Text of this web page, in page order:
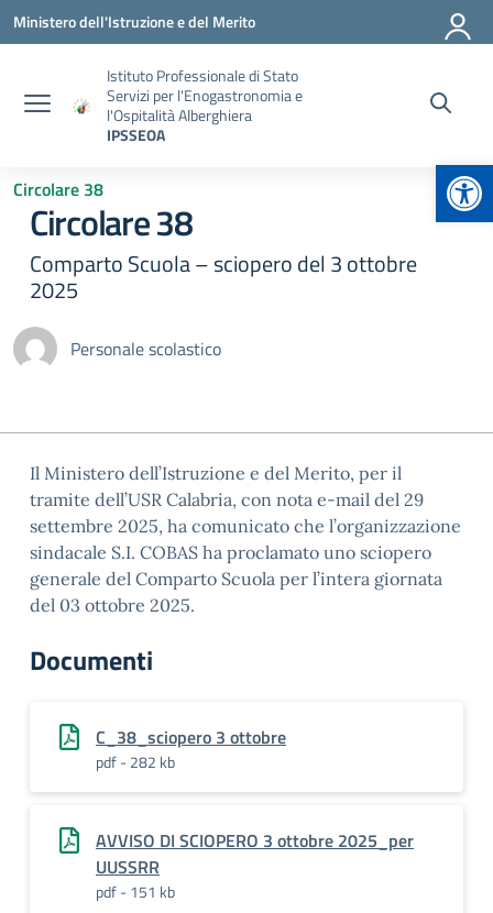
Vai ai contenuti
Vai al menu di navigazione
Vai al footer
Ministero dell'Istruzione e del Merito
Istituto Professionale di Stato
Servizi per l'Enogastronomia e
l'Ospitalità Alberghiera
IPSSEOA
Circolare 38
Circolare 38
Comparto Scuola – sciopero del 3 ottobre
2025
Personale scolastico
Il Ministero dell’Istruzione e del Merito, per il
tramite dell’USR Calabria, con nota e-mail del 29
settembre 2025, ha comunicato che l’organizzazione
sindacale S.I. COBAS ha proclamato uno sciopero
generale del Comparto Scuola per l’intera giornata
del 03 ottobre 2025.
Documenti
C_38_sciopero 3 ottobre
pdf - 282 kb
AVVISO DI SCIOPERO 3 ottobre 2025_per
UUSSRR
pdf - 151 kb